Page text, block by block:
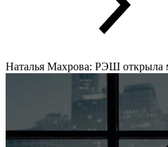
Наталья Махрова: РЭШ открыла